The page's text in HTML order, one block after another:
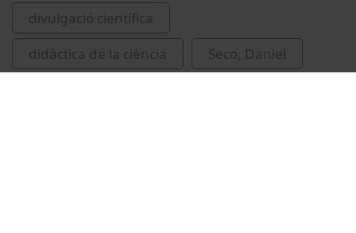
divulgació científica
didàctica de la ciència
Seco, Daniel